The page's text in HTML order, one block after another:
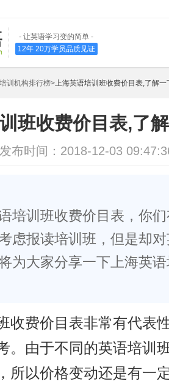
- 让英语学习变的简单 -
12年 20万学员品质见证
训机构排行榜>上海英语培训班收费价目表,了解一
班收费价目表,了
发布时间：2018-12-03
培训班收费价目表，你
虑报读培训班，但是却
为大家分享一下上海英
收费价目表非常有代表
。由于不同的英语培训
所以价格变动还是有一